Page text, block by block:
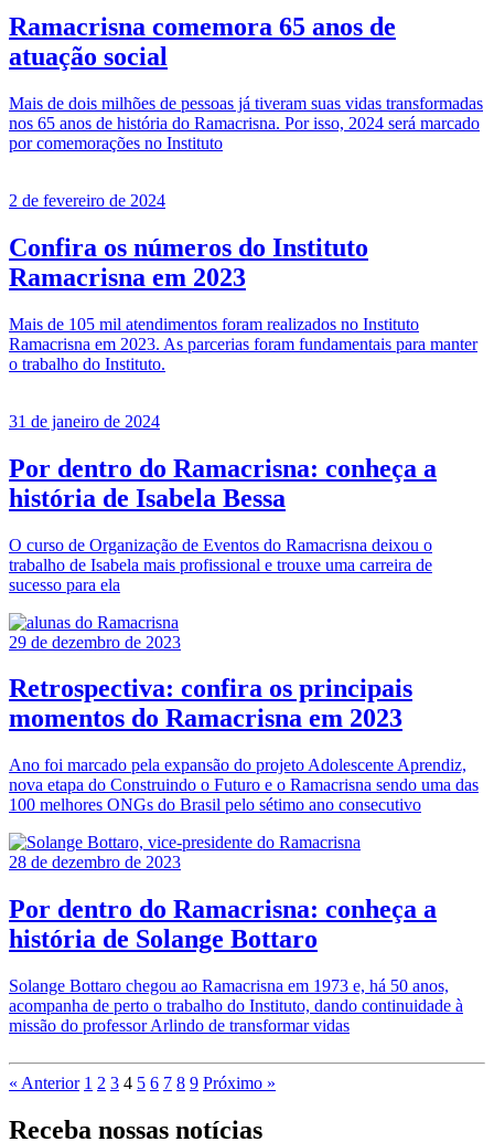
Ramacrisna comemora 65 anos de
atuação social
Mais de dois milhões de pessoas já tiveram suas vidas transformadas
nos 65 anos de história do Ramacrisna. Por isso, 2024 será marcado
por comemorações no Instituto
2 de fevereiro de 2024
Confira os números do Instituto
Ramacrisna em 2023
Mais de 105 mil atendimentos foram realizados no Instituto
Ramacrisna em 2023. As parcerias foram fundamentais para manter
o trabalho do Instituto.
31 de janeiro de 2024
Por dentro do Ramacrisna: conheça a
história de Isabela Bessa
O curso de Organização de Eventos do Ramacrisna deixou o
trabalho de Isabela mais profissional e trouxe uma carreira de
sucesso para ela
29 de dezembro de 2023
Retrospectiva: confira os principais
momentos do Ramacrisna em 2023
Ano foi marcado pela expansão do projeto Adolescente Aprendiz,
nova etapa do Construindo o Futuro e o Ramacrisna sendo uma das
100 melhores ONGs do Brasil pelo sétimo ano consecutivo
28 de dezembro de 2023
Por dentro do Ramacrisna: conheça a
história de Solange Bottaro
Solange Bottaro chegou ao Ramacrisna em 1973 e, há 50 anos,
acompanha de perto o trabalho do Instituto, dando continuidade à
missão do professor Arlindo de transformar vidas
« Anterior 1 2 3 4 5 6 7 8 9 Próximo »
Receba nossas notícias